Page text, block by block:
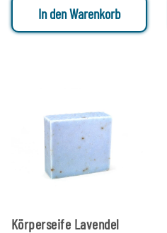
In den Warenkorb
Körperseife Lavendel